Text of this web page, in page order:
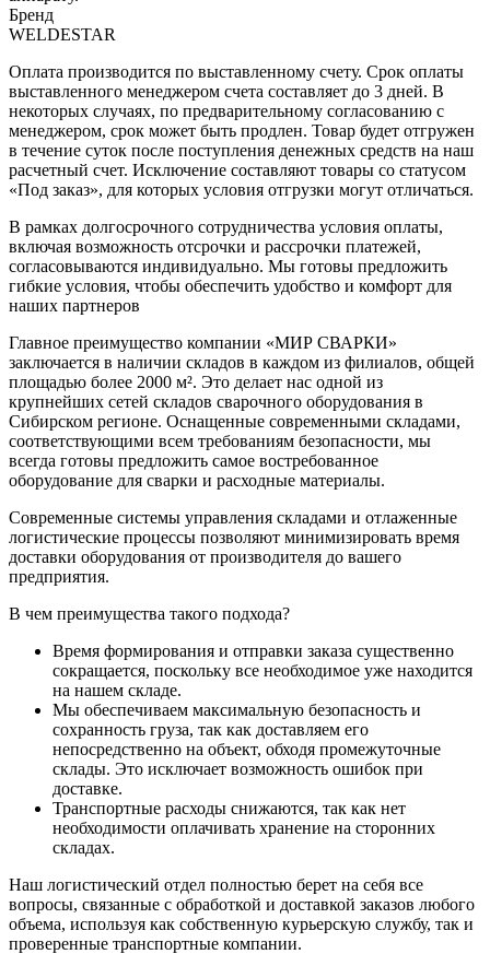
Бренд
WELDESTAR
Оплата производится по выставленному счету. Срок оплаты
выставленного менеджером счета составляет до 3 дней. В
некоторых случаях, по предварительному согласованию с
менеджером, срок может быть продлен. Товар будет отгружен
в течение суток после поступления денежных средств на наш
расчетный счет. Исключение составляют товары со статусом
«Под заказ», для которых условия отгрузки могут отличаться.
В рамках долгосрочного сотрудничества условия оплаты,
включая возможность отсрочки и рассрочки платежей,
согласовываются индивидуально. Мы готовы предложить
гибкие условия, чтобы обеспечить удобство и комфорт для
наших партнеров
Главное преимущество компании «МИР СВАРКИ»
заключается в наличии складов в каждом из филиалов, общей
площадью более 2000 м². Это делает нас одной из
крупнейших сетей складов сварочного оборудования в
Сибирском регионе. Оснащенные современными складами,
соответствующими всем требованиям безопасности, мы
всегда готовы предложить самое востребованное
оборудование для сварки и расходные материалы.
Современные системы управления складами и отлаженные
логистические процессы позволяют минимизировать время
доставки оборудования от производителя до вашего
предприятия.
В чем преимущества такого подхода?
Время формирования и отправки заказа существенно
сокращается, поскольку все необходимое уже находится
на нашем складе.
Мы обеспечиваем максимальную безопасность и
сохранность груза, так как доставляем его
непосредственно на объект, обходя промежуточные
склады. Это исключает возможность ошибок при
доставке.
Транспортные расходы снижаются, так как нет
необходимости оплачивать хранение на сторонних
складах.
Наш логистический отдел полностью берет на себя все
вопросы, связанные с обработкой и доставкой заказов любого
объема, используя как собственную курьерскую службу, так и
проверенные транспортные компании.